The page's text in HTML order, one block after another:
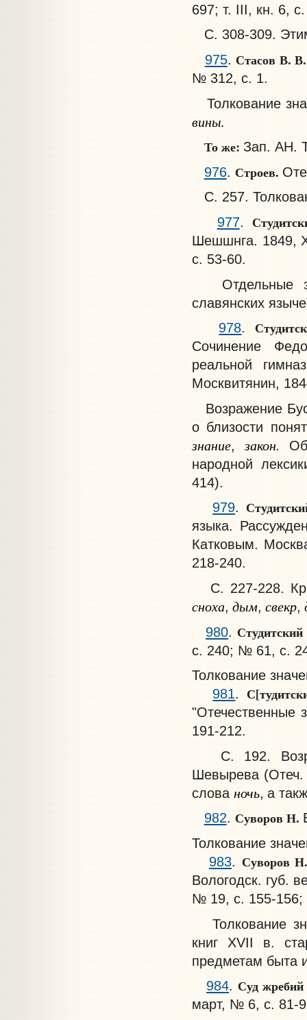
697; т. III, кн. 6,
С. 308-309.
975. Стасов В.
№ 312, с. 1.
Толкование
вины.
То же: Зап. АН.
976. Строев.
С. 257.
977.
Шешшнга. 1849,
с. 53-60.
Отдельные
славянских
978.
Сочинение
реальной
Москвитянин,
Возражение
о близости
знание, закон.
народной
414).
979.
языка.
Катковым.
218-240.
С. 227-228.
сноха, дым, свекр,
980
с. 240; № 61, с.
Толкование
981.
191-212.
С. 192.
Шевырева (Отеч.
слова ночь, а
982. Суворов Н.
Толкование
983. Суворов
Вологодск. губ.
№ 19, с. 155-
Толкование
книг XVII в.
предметам быта
984. Суд
март, № 6, с. 81-